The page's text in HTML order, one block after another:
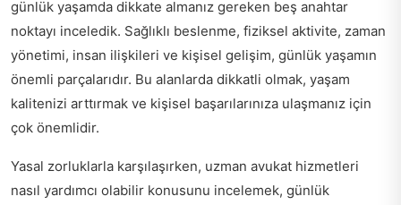
günlük yaşamda dikkate almanız gereken beş anahtar
noktayı inceledik. Sağlıklı beslenme, fiziksel aktivite, zaman
yönetimi, insan ilişkileri ve kişisel gelişim, günlük yaşamın
önemli parçalarıdır. Bu alanlarda dikkatli olmak, yaşam
kalitenizi arttırmak ve kişisel başarılarınıza ulaşmanız için
çok önemlidir.
Yasal zorluklarla karşılaşırken, uzman avukat hizmetleri
nasıl yardımcı olabilir konusunu incelemek, günlük